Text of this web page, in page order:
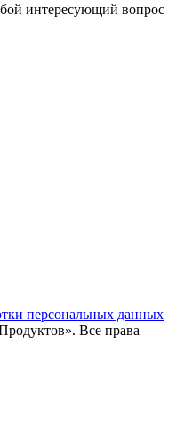
интересующий вопрос
персональных данных
Все права